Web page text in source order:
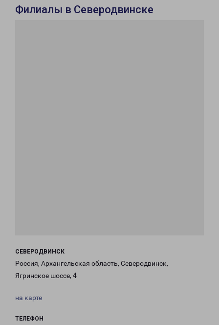
Филиалы в Северодвинске
СЕВЕРОДВИНСК
Россия, Архангельская область, Северодвинск,
Ягринское шоссе, 4
на карте
ТЕЛЕФОН